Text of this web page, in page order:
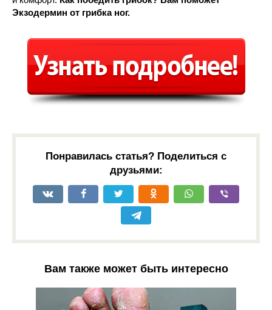
Экзодермин от грибка ног.
Понравилась статья? Поделиться с
друзьями:
Вам также может быть интересно